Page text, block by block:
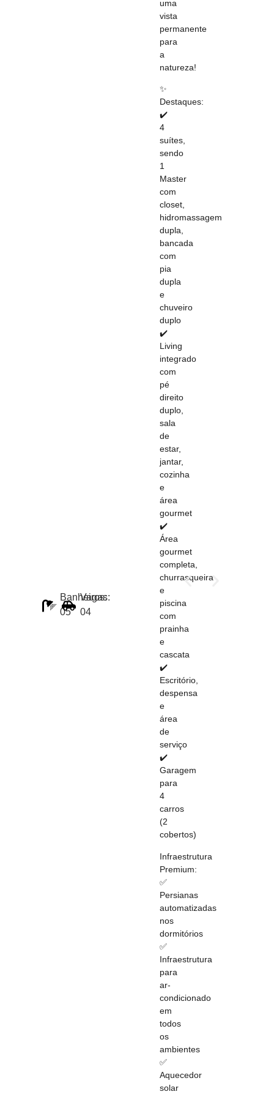
Banheiros:
05
Vagas:
04
uma
vista
permanente
para
a
natureza!
✨
Destaques:
✔️
4
suítes,
sendo
1
Master
com
closet,
hidromassagem
dupla,
bancada
com
pia
dupla
e
chuveiro
duplo
✔️
Living
integrado
com
pé
direito
duplo,
sala
de
estar,
jantar,
cozinha
e
área
gourmet
✔️
Área
gourmet
completa,
churrasqueira
e
piscina
com
prainha
e
cascata
✔️
Escritório,
despensa
e
área
de
serviço
✔️
Garagem
para
4
carros
(2
cobertos)
Infraestrutura
Premium:
✅
Persianas
automatizadas
nos
dormitórios
✅
Infraestrutura
para
ar-
condicionado
em
todos
os
ambientes
✅
Aquecedor
solar